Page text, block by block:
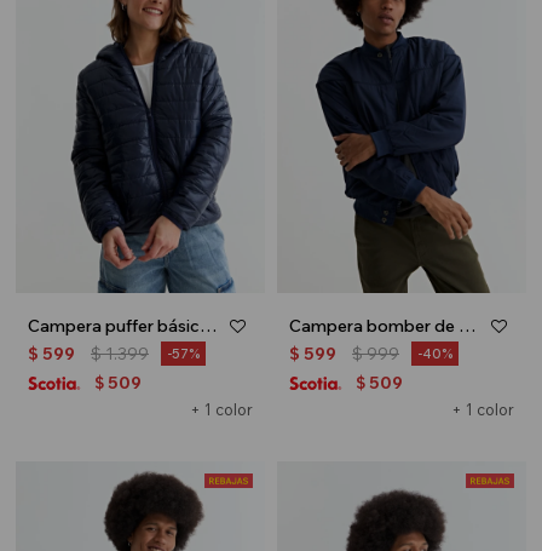
Campera puffer básica con capucha - Azul marino
+ 1 color
$ 599 $1.399 57
$ 509
Campera bomber de nylon - Azul marino
+ 1 color
$ 599 $999 40
$ 509